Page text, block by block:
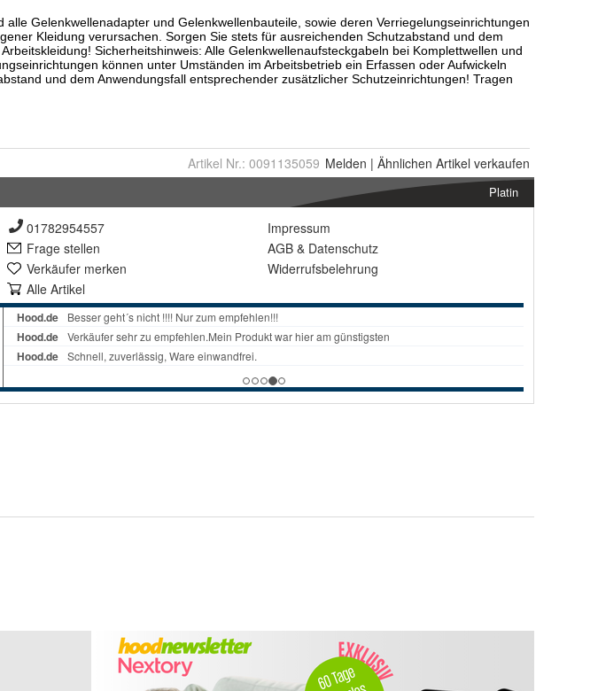
Artikel Nr.: 0091135059 Melden | Ähnlichen Artikel verkaufen
Platin
01782954557
Frage stellen
Verkäufer merken
Alle Artikel
Impressum
AGB & Datenschutz
Widerrufsbelehrung